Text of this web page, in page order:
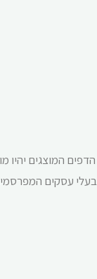
המוצגים
בעלי עסקים